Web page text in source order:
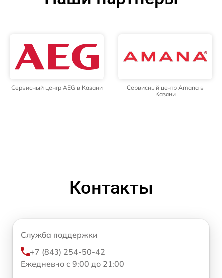
Сервисный центр AEG в Казани
Сервисный центр Amana в
Казани
Контакты
Служба поддержки
+7 (843) 254-50-42
Ежедневно с 9:00 до 21:00